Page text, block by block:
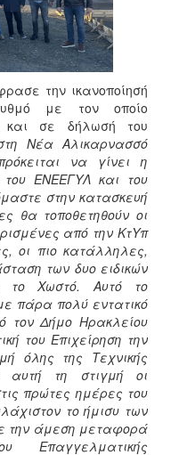
την ικανοποίησή
με τον οποίο
και σε δήλωσή του
Νέα Αλικαρνασσό
να γίνει η
του ΕΝΕΕΓΥΛ και του
στην κατασκευή
θα τοποθετηθούν οι
από την ΚτΥπ
οι πιο κατάλληλες,
των δυο ειδικών
το Χωστό. Αυτό το
πάρα πολύ εντατικό
τον Δήμο Ηρακλείου
του Επιχείρηση την
όλης της Τεχνικής
αυτή τη στιγμή οι
πρώτες ημέρες του
το ήμισυ των
την άμεση μεταφορά
Επαγγελματικής